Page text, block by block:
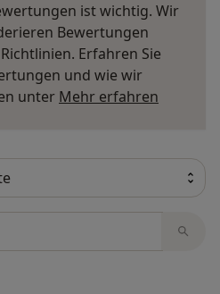
ist wichtig. Wir
Bewertungen
Erfahren Sie
und wie wir
unter Mehr erfahren